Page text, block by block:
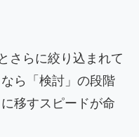
さらに絞り込まれて
ら「検討」の段階
移すスピードが命